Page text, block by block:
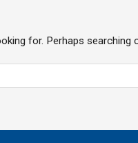
for. Perhaps searching